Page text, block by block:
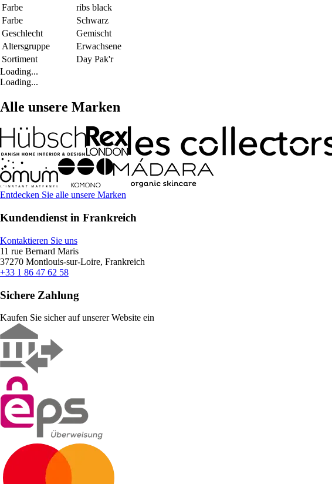
Farbe
ribs black
Farbe
Schwarz
Geschlecht
Gemischt
Altersgruppe
Erwachsene
Sortiment
Day Pak'r
Loading...
Loading...
Alle unsere Marken
Entdecken Sie alle unsere Marken
Kundendienst in Frankreich
Kontaktieren Sie uns
11 rue Bernard Maris
37270 Montlouis-sur-Loire, Frankreich
+33 1 86 47 62 58
Sichere Zahlung
Kaufen Sie sicher auf unserer Website ein